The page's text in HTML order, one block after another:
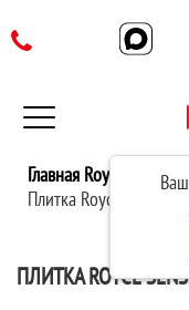
Главная Royce
Плитка Royce Sense
ПЛИТКА ROYCE